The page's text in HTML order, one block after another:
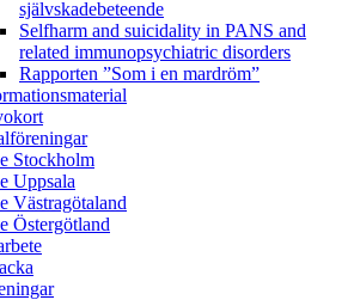
självskadebeteende
Selfharm and suicidality in PANS and
related immunopsychiatric disorders
Rapporten ”Som i en mardröm”
Stockholm
Uppsala
Västragötaland
Östergötland